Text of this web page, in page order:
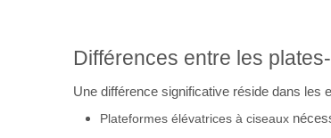
Différences entre les
Une différence significative réside dans les
Plateformes élévatrices à ciseaux